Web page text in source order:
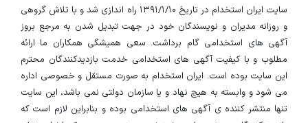
سایت ایران استخدام در تاریخ ۱۳۹۱/۱/۱۰ راه اندازی شد و با تلاش گروهی
و روزانه مدیران و نویسندگان خود در جهت تبدیل شدن به مرجع بروز
آگهی های استخدامی گام برداشت. سعی همیشگی همکاران ما ارائه
مطلوب و با کیفیت آگهی های استخدامی خدمت بازدیدکنندگان محترم
این سایت بوده است. ایران استخدام به صورت مستقل و خصوصی اداره
می شود و وابسته به هیچ نهاد و یا سازمان دولتی نمی باشد، این سایت
تنها منتشر کننده ی آگهی های استخدامی بوده و بنابراین لازم است که